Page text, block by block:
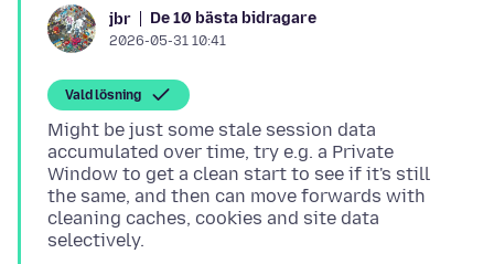
jbr De 10 bästa bidragare
2026-05-31 10:41
Vald lösning
Might be just some stale session data
accumulated over time, try e.g. a Private
Window to get a clean start to see if it's still
the same, and then can move forwards with
cleaning caches, cookies and site data